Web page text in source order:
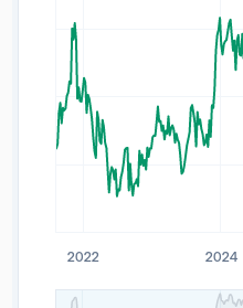
2022 2024